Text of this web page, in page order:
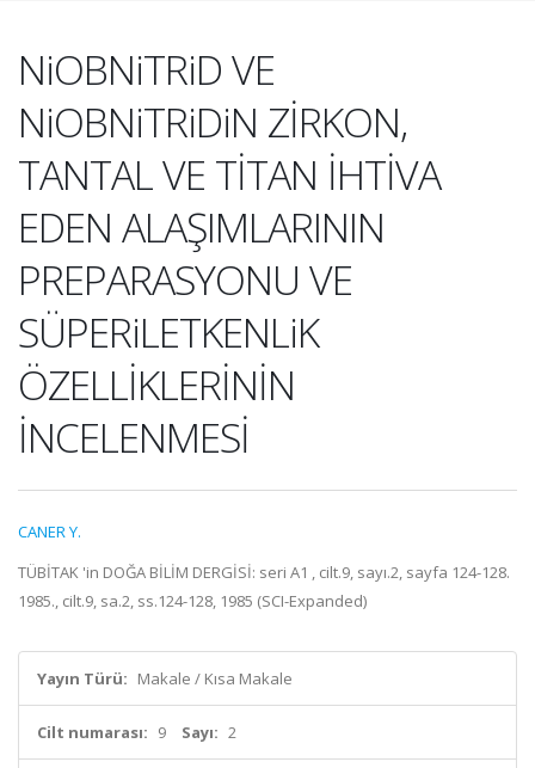
NiOBNiTRiD VE
NiOBNiTRiDiN ZİRKON,
TANTAL VE TİTAN İHTİVA
EDEN ALAŞIMLARININ
PREPARASYONU VE
SÜPERiLETKENLiK
ÖZELLİKLERİNİN
İNCELENMESİ
CANER Y.
TÜBİTAK 'in DOĞA BİLİM DERGİSİ: seri A1 , cilt.9, sayı.2, sayfa 124-128.
1985., cilt.9, sa.2, ss.124-128, 1985 (SCI-Expanded)
Yayın Türü: Makale / Kısa Makale
Cilt numarası: 9 Sayı: 2